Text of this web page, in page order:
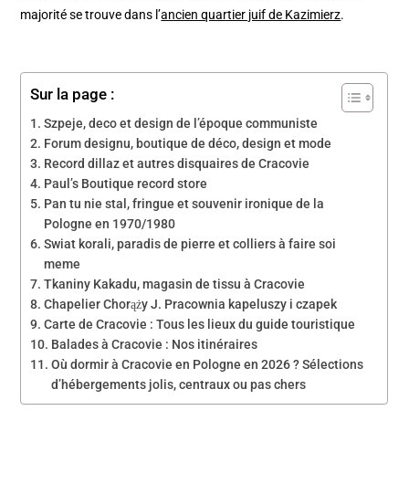
majorité se trouve dans l’ancien quartier juif de Kazimierz.
Sur la page :
Szpeje, deco et design de l’époque communiste
Forum designu, boutique de déco, design et mode
Record dillaz et autres disquaires de Cracovie
Paul’s Boutique record store
Pan tu nie stal, fringue et souvenir ironique de la
Pologne en 1970/1980
Swiat korali, paradis de pierre et colliers à faire soi
meme
Tkaniny Kakadu, magasin de tissu à Cracovie
Chapelier Chorąży J. Pracownia kapeluszy i czapek
Carte de Cracovie : Tous les lieux du guide touristique
Balades à Cracovie : Nos itinéraires
Où dormir à Cracovie en Pologne en 2026 ? Sélections
d’hébergements jolis, centraux ou pas chers